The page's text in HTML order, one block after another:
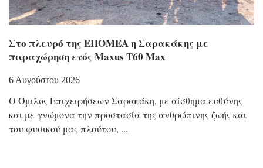
Στο πλευρό της ΕΠΟΜΕΑ η Σαρακάκης με
παραχώρηση ενός Maxus T60 Max
6 Αυγούστου 2026
Ο Όμιλος Επιχειρήσεων Σαρακάκη, με αίσθημα ευθύνης
και με γνώμονα την προστασία της ανθρώπινης ζωής και
του φυσικού μας πλούτου,